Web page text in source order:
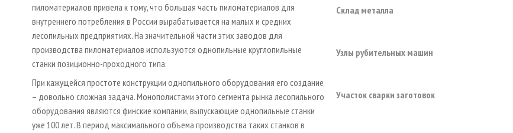
Склад металла
Узлы рубительных машин
Участок сварки заготовок
пиломатериалов привела к тому, что большая часть пиломатериалов для
внутреннего потребления в России вырабатывается на малых и средних
лесопильных предприятиях. На значительной части этих заводов для
производства пиломатериалов используются однопильные круглопильные
станки позиционно-проходного типа.
При кажущейся простоте конструкции однопильного оборудования его создание
– довольно сложная задача. Монополистами этого сегмента рынка лесопильного
оборудования являются финские компании, выпускающие однопильные станки
уже 100 лет. В период максимального объема производства таких станков в